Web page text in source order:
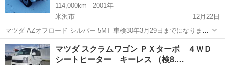
114,000km
2001年
米沢市
12月22日
マツダ AZオフロード シルバー 5MT 車検30年3月29日までになりま
す。 こういう車なので、外装に傷やヘコミはあります。 下回りは綺麗
なほうだと思います。 スリーラスターを施工しているので安心です。
前オーナーが...
山形 米沢市 その他 オフロード
マツダ スクラムワゴン ＰＸターボ ４ＷＤ
シートヒーター キーレス （検8.…